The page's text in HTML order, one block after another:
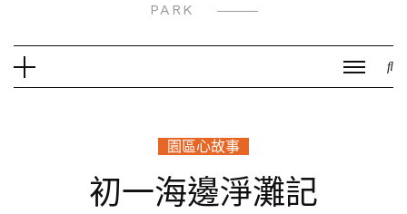
PARK
園區心故事
初一海邊淨灘記